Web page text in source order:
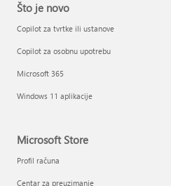
Što je novo
Copilot za tvrtke ili ustanove
Copilot za osobnu upotrebu
Microsoft 365
Windows 11 aplikacije
Microsoft Store
Profil računa
Centar za preuzimanje